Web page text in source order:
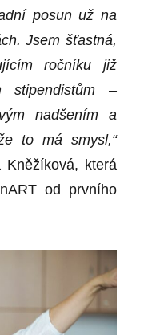
posun už na
Jsem šťastná,
ročníku již
stipendistům –
nadšením a
to má smysl,“
Kněžíková, která
od prvního